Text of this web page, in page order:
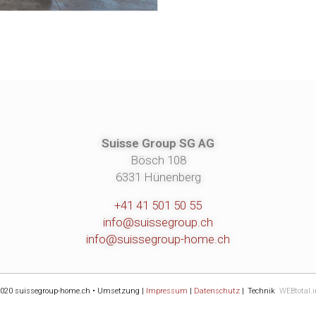
Suisse Group SG AG
Bösch 108
6331 Hünenberg
+41 41 501 50 55
info@suissegroup.ch
info@suissegroup-home.ch
suissegroup-home.ch • Umsetzung | Impressum | Datenschutz | Technik